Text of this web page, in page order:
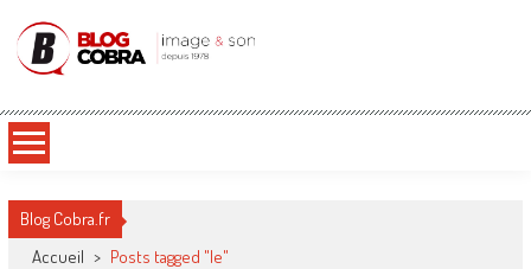
Blog Cobra
Blog Cobra.fr
Accueil > Posts tagged "le"